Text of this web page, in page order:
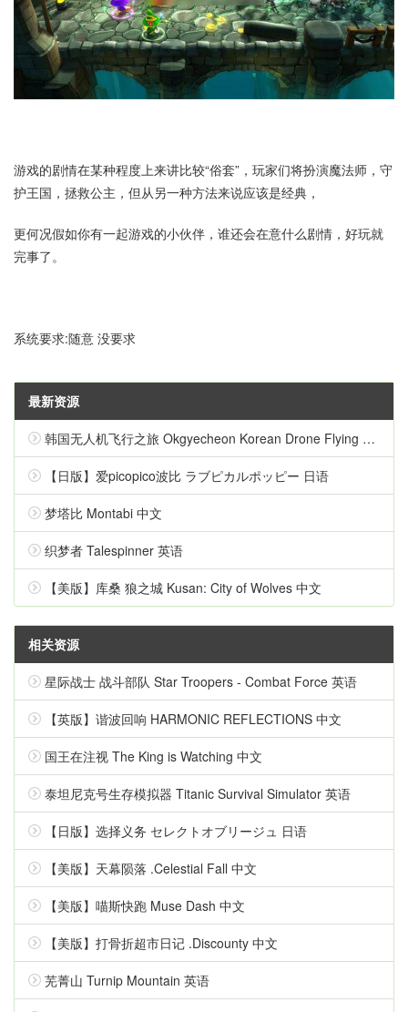
游戏的剧情在某种程度上来讲比较“俗套”，玩家们将扮演魔法师，守
护王国，拯救公主，但从另一种方法来说应该是经典，
更何况假如你有一起游戏的小伙伴，谁还会在意什么剧情，好玩就
完事了。
系统要求:随意 没要求
最新资源
韩国无人机飞行之旅 Okgyecheon Korean Drone Flying Tour Okgyecheon 中文
【日版】爱picopico波比 ラブピカルポッピー 日语
梦塔比 Montabi 中文
织梦者 Talespinner 英语
【美版】库桑 狼之城 Kusan: City of Wolves 中文
相关资源
星际战士 战斗部队 Star Troopers - Combat Force 英语
【英版】谐波回响 HARMONIC REFLECTIONS 中文
国王在注视 The King is Watching 中文
泰坦尼克号生存模拟器 Titanic Survival Simulator 英语
【日版】选择义务 セレクトオブリージュ 日语
【美版】天幕陨落 .Celestial Fall 中文
【美版】喵斯快跑 Muse Dash 中文
【美版】打骨折超市日记 .Discounty 中文
芜菁山 Turnip Mountain 英语